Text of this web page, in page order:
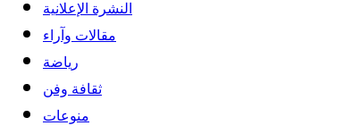
النشرة الإعلانية
مقالات وآراء
رياضة
ثقافة وفن
منوعات